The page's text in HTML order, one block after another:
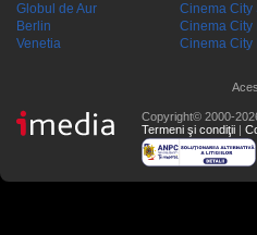
Globul de Aur
Berlin
Venetia
Cinema City
Cinema City
Cinema City
Copyright© 2000-
Termeni şi condiţii |